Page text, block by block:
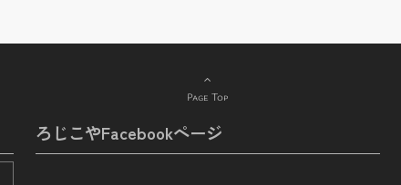
Page Top
ろじこやFacebookページ